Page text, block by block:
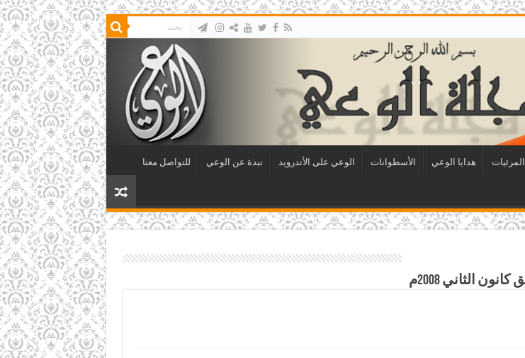
المرئيات هدايا الوعي الأسطوانات الوعي على الأندرويد نبذة عن الوعي للتواصل معنا